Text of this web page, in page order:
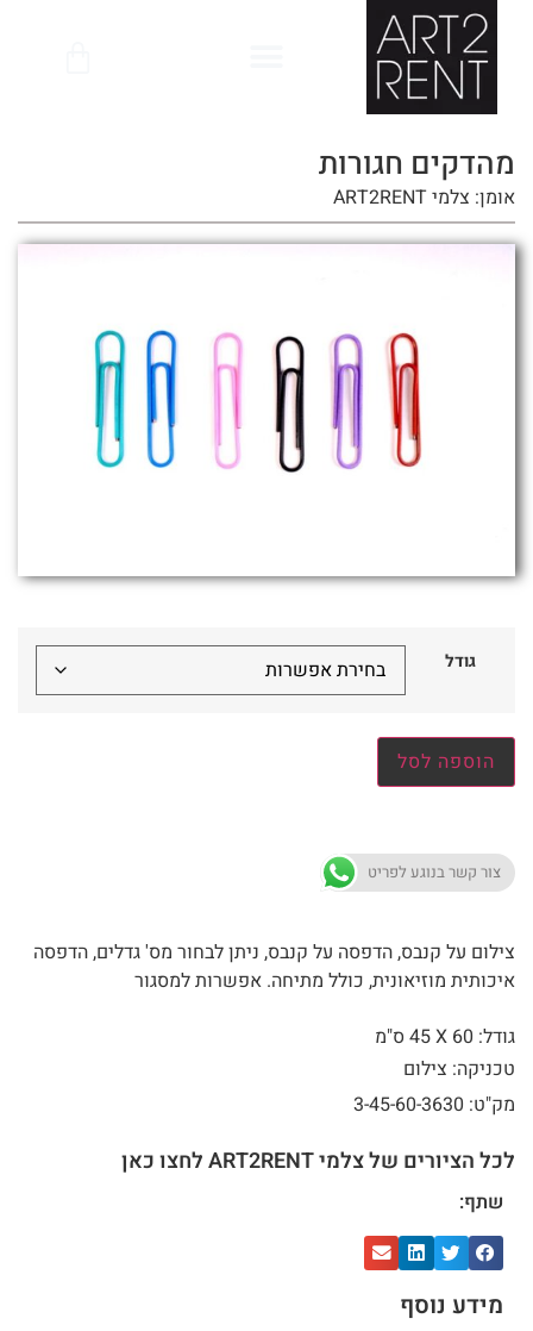
מהדקים חגורות
אומן: צלמי ART2RENT
גודל
הוספה לסל
צור קשר בנוגע לפריט
צילום על קנבס, הדפסה על קנבס, ניתן לבחור מס' גדלים, הדפסה
איכותית מוזיאונית, כולל מתיחה. אפשרות למסגור
גודל: 60 X
45 ס"מ
טכניקה: צילום
מק"ט: 3-45-60-3630
לכל הציורים של צלמי ART2RENT לחצו כאן
שתף:
מידע נוסף